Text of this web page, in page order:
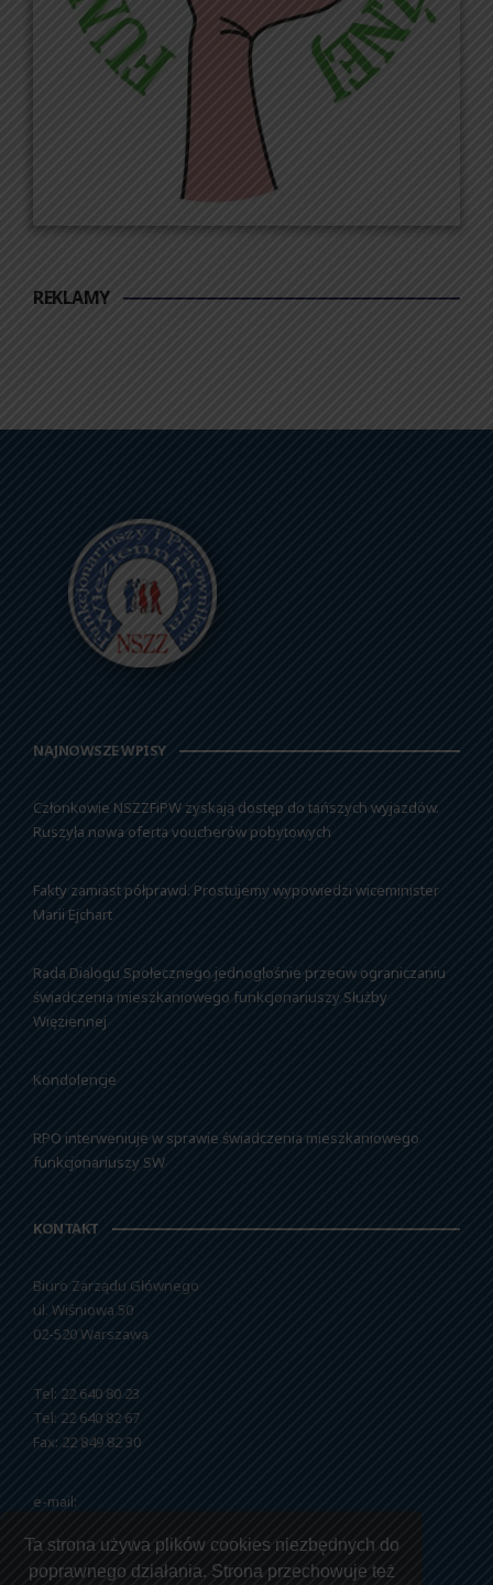
Ta strona używa plików cookies niezbędnych do
poprawnego działania. Strona przechowuje też
REKLAMY
NAJNOWSZE WPISY
Członkowie NSZZFiPW zyskają dostęp do tańszych wyjazdów.
Ruszyła nowa oferta voucherów pobytowych
Fakty zamiast półprawd. Prostujemy wypowiedzi wiceminister
Marii Ejchart
Rada Dialogu Społecznego jednogłośnie przeciw ograniczaniu
świadczenia mieszkaniowego funkcjonariuszy Służby
Więziennej
Kondolencje
RPO interweniuje w sprawie świadczenia mieszkaniowego
funkcjonariuszy SW
KONTAKT
Biuro Zarządu Głównego
ul. Wiśniowa 50
02-520 Warszawa
Tel: 22 640 80 23
Tel: 22 640 82 67
Fax: 22 849 82 30
e-mail: